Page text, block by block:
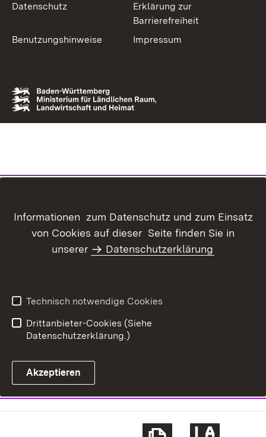
Datenschutz
Erklärung zur
Barrierefreiheit
Benutzungshinweise
Impressum
Informationen zum Datenschutz und zum Einsatz
von Cookies auf dieser Seite finden Sie in
unserer
Datenschutzerklärung
Technisch notwendige Cookies
Drittanbieter-Cookies (Siehe
Datenschutzerklärung.)
Akzeptieren